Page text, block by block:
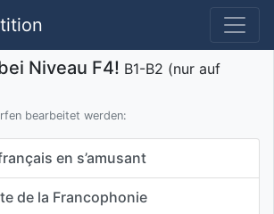
Niveau F4! B1-B2 (nur auf
bearbeitet werden:
en s’amusant
de la Francophonie